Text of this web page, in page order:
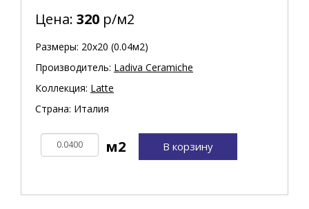
Цена: 320 р/м2
Размеры: 20х20 (0.04м2)
Производитель: Ladiva Сeramiche
Коллекция: Latte
Страна: Италия
В корзину